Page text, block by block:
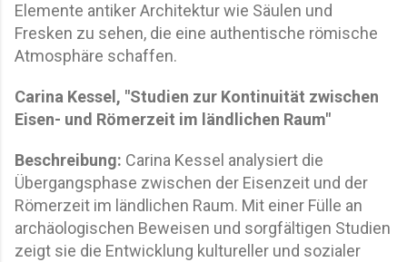
Elemente antiker Architektur wie Säulen und
Fresken zu sehen, die eine authentische römische
Atmosphäre schaffen.
Carina Kessel, "Studien zur Kontinuität zwischen
Eisen- und Römerzeit im ländlichen Raum"
Beschreibung: Carina Kessel analysiert die
Übergangsphase zwischen der Eisenzeit und der
Römerzeit im ländlichen Raum. Mit einer Fülle an
archäologischen Beweisen und sorgfältigen Studien
zeigt sie die Entwicklung kultureller und sozialer